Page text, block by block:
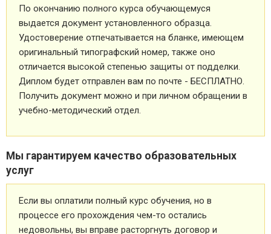
По окончанию полного курса обучающемуся
выдается документ установленного образца.
Удостоверение отпечатывается на бланке, имеющем
оригинальный типографский номер, также оно
отличается высокой степенью защиты от подделки.
Диплом будет отправлен вам по почте - БЕСПЛАТНО.
Получить документ можно и при личном обращении в
учебно-методический отдел.
Мы гарантируем качество образовательных
услуг
Если вы оплатили полный курс обучения, но в
процессе его прохождения чем-то остались
недовольны, вы вправе расторгнуть договор и